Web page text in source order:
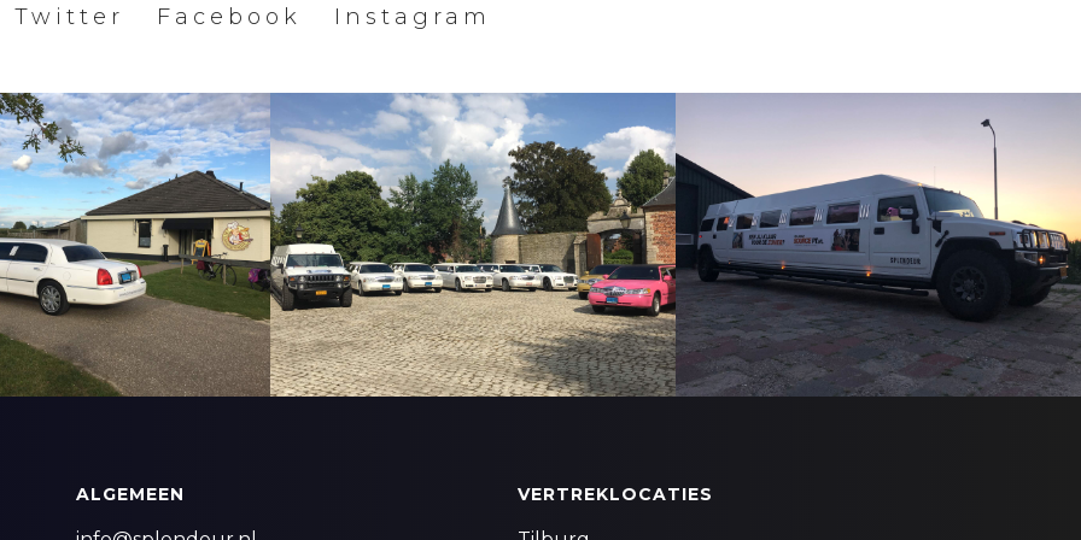
Twitter Facebook Instagram
ALGEMEEN VERTREKLOCATIES